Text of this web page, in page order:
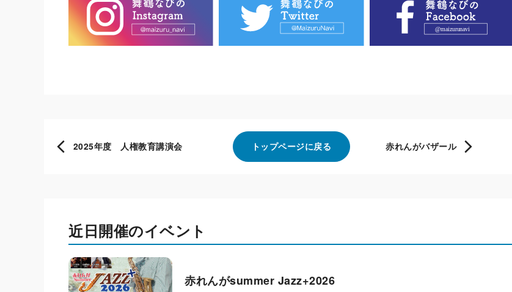
2025年度 人権教育講演会 トップページに戻る 赤れんがバザール
近日開催のイベント
赤れんがsummer Jazz+2026